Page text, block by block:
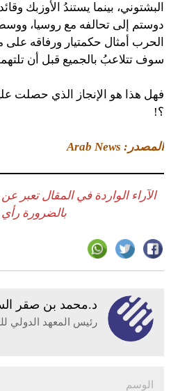
البشتوني، بينما يستندُ الأوزبك
دوستم إلى تحالفه مع روسيا،
الحرب أمثال حكمتيار ورفاقه
سوف تتلاعبُ بالجميع قبل أن
فهل هذا هو الإنجاز الذي حصلت
؟!
المصدر: Arab News
الآراء الواردة في المقال تعبر
بالضرورة رأي
د.محمد بن صقر
رئيس المعهد الدولي
الوسم